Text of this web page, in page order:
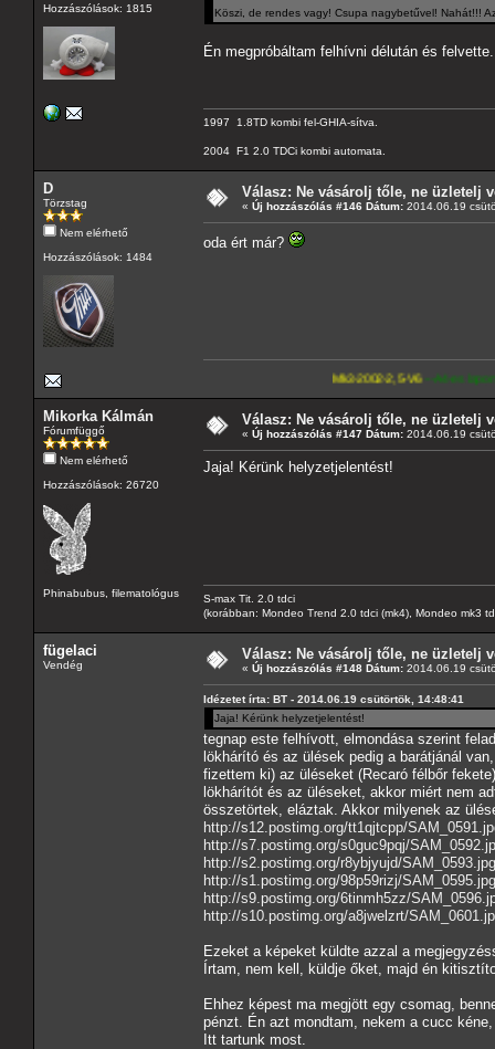
Hozzászólások: 1815
Köszi, de rendes vagy! Csupa nagybetűvel! Nahát!!!
Én megpróbáltam felhívni délután és
1997 1.8TD kombi fel-GHIA-sítva.
2004 F1 2.0 TDCi kombi automata.
D
Törzstag
Nem elérhető
Hozzászólások: 1484
Válasz: Ne vásárolj tőle, ne üzletelj
« Új hozzászólás #146 Dátum: 2014.06.19
oda ért már?
Mk3-2002-2,5-V6---A4-es lapomat, hasonló
Mikorka Kálmán
Fórumfüggő
Nem elérhető
Hozzászólások: 26720
Phinabubus, filematológus
Válasz: Ne vásárolj tőle, ne üzletelj
« Új hozzászólás #147 Dátum: 2014.06.19
Jaja! Kérünk helyzetjelentést!
S-max Tit. 2.0 tdci
(korábban: Mondeo Trend 2.0 tdci (mk4), Mondeo mk3
fügelaci
Vendég
Válasz: Ne vásárolj tőle, ne üzletelj
« Új hozzászólás #148 Dátum: 2014.06.19
Idézetet írta: BT - 2014.06.19 csütörtök, 14:48:41
Jaja! Kérünk helyzetjelentést!
tegnap este felhívott, elmondása szerint
lökhárító és az ülések pedig a barátjánál
fizettem ki) az üléseket (Recaró félbőr
lökhárítót és az üléseket, akkor miért nem
összetörtek, eláztak. Akkor milyenek az
http://s12.postimg.org/tt1qjtcpp/
http://s7.postimg.org/s0guc9pqj/
http://s2.postimg.org/r8ybjyujd/SAM_0593.jpg
http://s1.postimg.org/98p59rizj/SAM_0595.jpg
http://s9.postimg.org/6tinmh5zz/
http://s10.postimg.org/a8jwelzrt/
Ezeket a képeket küldte azzal a
Írtam, nem kell, küldje őket, majd én
Ehhez képest ma megjött egy csomag,
pénzt. Én azt mondtam, nekem a cucc
Itt tartunk most.